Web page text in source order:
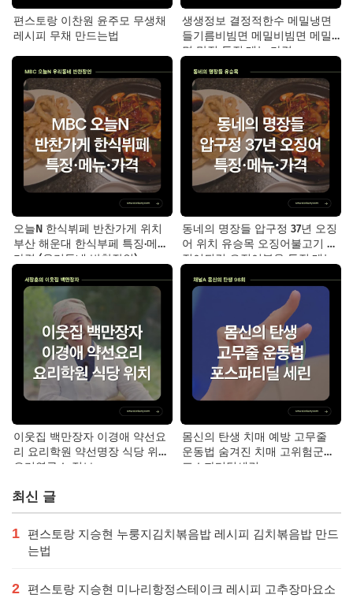
편스토랑 이찬원 윤주모 무생채
레시피 무채 만드는법
생생정보 결정적한수 메밀냉면
들기름비빔면 메밀비빔면 메밀
면 맛집 특징·메뉴·가격
오늘N 한식뷔페 반찬가게 위치
부산 해운대 한식부페 특징·메뉴·
가격 (우리동네 반찬장인)
동네의 명장들 압구정 37년 오징
어 위치 유승목 오징어불고기 오
징어튀김 오징어볶음 특징·메뉴·
이웃집 백만장자 이경애 약선요
리 요리학원 약선명장 식당 위치
요리연구소 정보
몸신의 탄생 치매 예방 고무줄
운동법 숨겨진 치매 고위험군｜
포스파티딜세린
최신 글
1
편스토랑 지승현 누룽지김치볶음밥 레시피 김치볶음밥 만드
는법
2
편스토랑 지승현 미나리항정스테이크 레시피 고추장마요소